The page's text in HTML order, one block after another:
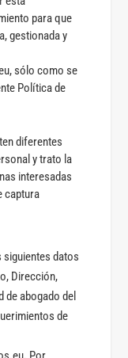
para que
gestionada y
sólo como se
Política de
diferentes
y trato la
interesadas
captura
datos
Dirección,
abogado del
de